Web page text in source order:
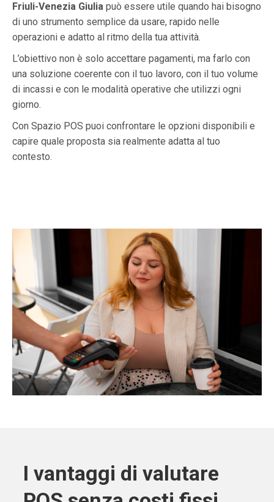
Friuli-Venezia Giulia può essere utile quando hai bisogno
di uno strumento semplice da usare, rapido nelle
operazioni e adatto al ritmo della tua attività.
L’obiettivo non è solo accettare pagamenti, ma farlo con
una soluzione coerente con il tuo lavoro, con il tuo volume
di incassi e con le modalità operative che utilizzi ogni
giorno.
Con Spazio POS puoi confrontare le opzioni disponibili e
capire quale proposta sia realmente adatta al tuo
contesto.
I vantaggi di valutare